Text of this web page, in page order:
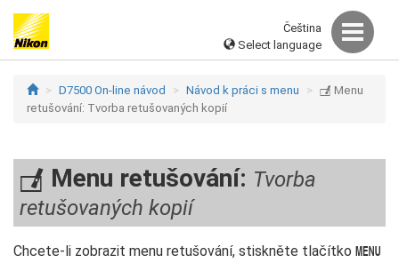
Čeština
Select language
D7500 On-line návod Návod k práci s menu N Menu
retušování: Tvorba retušovaných kopií
N Menu retušování: Tvorba
retušovaných kopií
Chcete-li zobrazit menu retušování, stiskněte tlačítko G